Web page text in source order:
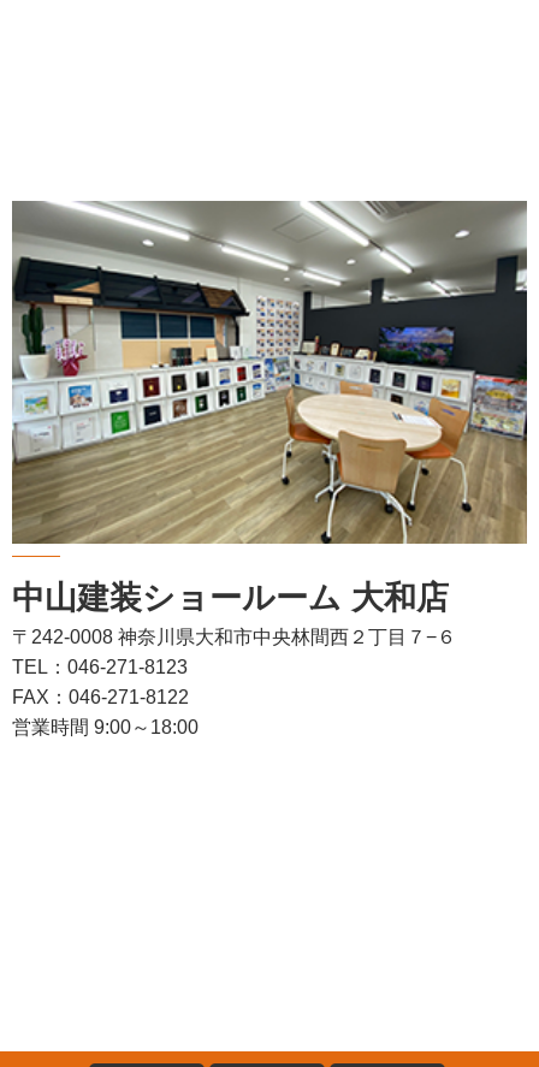
中山建装ショールーム 大和店
〒242-0008 神奈川県大和市中央林間西２丁目７−６
TEL：046-271-8123
FAX：046-271-8122
営業時間 9:00～18:00